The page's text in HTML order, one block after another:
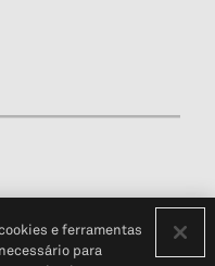
do cliente (em inglês)
© 2026 S&P Global
e ferramentas
para